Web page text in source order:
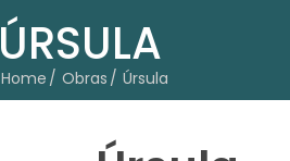
ÚRSULA
Home Obras Úrsula